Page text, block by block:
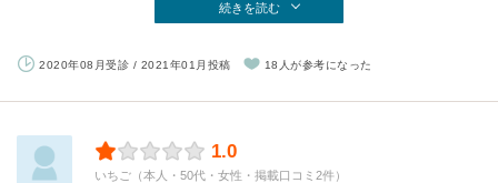
続きを読む
2020年08月受診 / 2021年01月投稿 18人が参考になった
1.0
いちご（本人・50代・女性・掲載口コミ2件）